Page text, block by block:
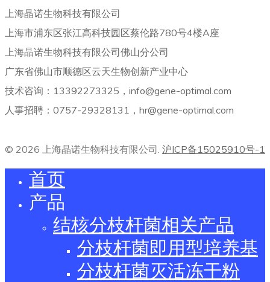
上海晶诺生物科技有限公司
上海市浦东区张江高科技园区蔡伦路780号4楼A座
上海晶诺生物科技有限公司佛山分公司
广东省佛山市顺德区云天生物创新产业中心
技术咨询：13392273325，info@gene-optimal.com
人事招聘：0757-29328131，hr@gene-optimal.com
© 2026 上海晶诺生物科技有限公司. 沪ICP备15025910号-1
首页
产品
结核分枝杆菌相关产品
分枝杆菌即用型培养基
分枝杆菌灭活冻干粉